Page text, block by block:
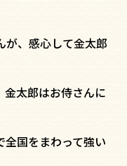
が、感心して金太郎
金太郎はお侍さんに
全国をまわって強い